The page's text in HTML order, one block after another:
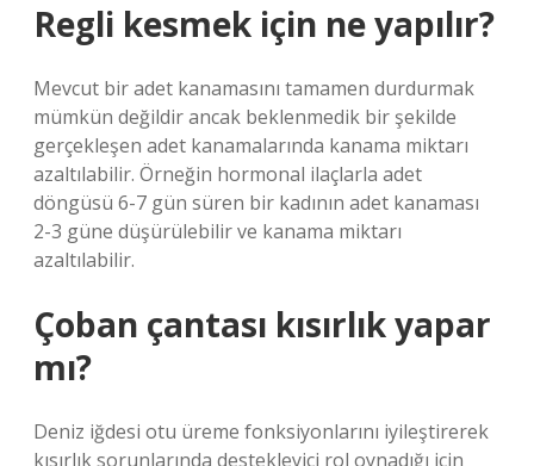
Regli kesmek için ne yapılır?
Mevcut bir adet kanamasını tamamen durdurmak
mümkün değildir ancak beklenmedik bir şekilde
gerçekleşen adet kanamalarında kanama miktarı
azaltılabilir. Örneğin hormonal ilaçlarla adet
döngüsü 6-7 gün süren bir kadının adet kanaması
2-3 güne düşürülebilir ve kanama miktarı
azaltılabilir.
Çoban çantası kısırlık yapar
mı?
Deniz iğdesi otu üreme fonksiyonlarını iyileştirerek
kısırlık sorunlarında destekleyici rol oynadığı için